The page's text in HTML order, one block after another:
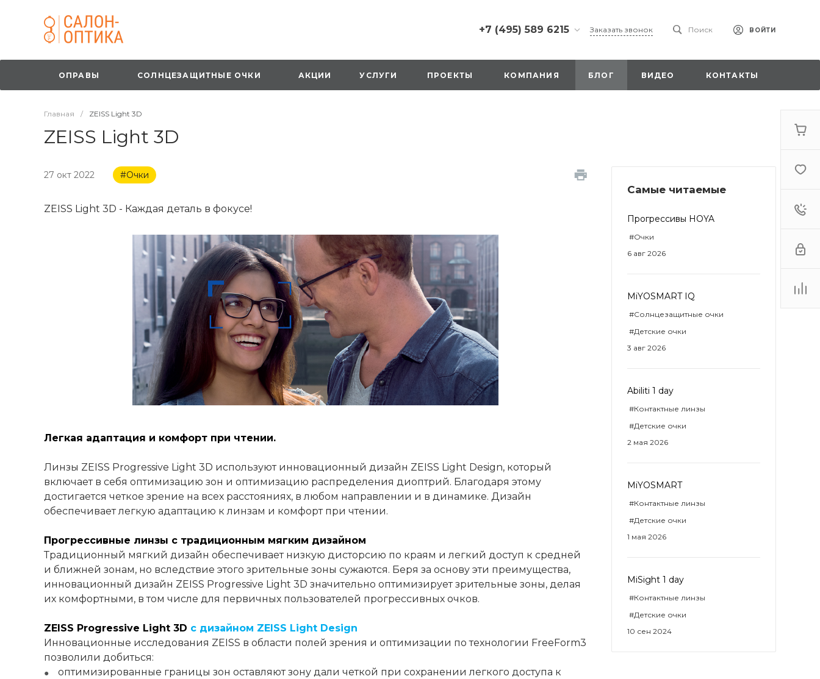
+7 (495) 589 6215
+7 (495) 589 6215
г. Москва, Русаковская
ул., д.1, вход с улицы со
стороны ТТК
Пн-Вс: 10:00-20:30
1 мая: 10:00-19:00
+7 (926) 092 4274
г. Королёв, пр-т
Космонавтов, д.15, ТЦ
"САТУРН", 1 этаж, пом. IV-
(0-9)
Пн-Пт: 10:00-19:45
Сб: 10:00-19:30
Вс: 10:00-19:00
1 мая: 10:00-19:00
9 мая: 10:00-19:00
Заказать звонок Поиск ВОЙТИ
ОПРАВЫ СОЛНЦЕЗАЩИТНЫЕ ОЧКИ АКЦИИ УСЛУГИ ПРОЕКТЫ КОМПАНИЯ БЛОГ ВИДЕО КОНТАКТЫ
Главная / ZEISS Light 3D
ZEISS Light 3D
Самые читаемые
Прогрессивы HOYA
#Очки
6 авг 2026
MiYOSMART IQ
#Солнцезащитные очки
#Детские очки
3 авг 2026
Abiliti 1 day
#Контактные линзы
#Детские очки
2 мая 2026
MiYOSMART
#Контактные линзы
#Детские очки
1 мая 2026
MiSight 1 day
#Контактные линзы
#Детские очки
10 сен 2024
27 окт 2022 #Очки
ZEISS Light 3D - Каждая деталь в фокусе!
Легкая адаптация и комфорт при чтении.
Линзы ZEISS Progressive Light 3D используют инновационный дизайн ZEISS Light Design, который
включает в себя оптимизацию зон и оптимизацию распределения диоптрий. Благодаря этому
достигается четкое зрение на всех расстояниях, в любом направлении и в динамике. Дизайн
обеспечивает легкую адаптацию к линзам и комфорт при чтении.
Прогрессивные линзы с традиционным мягким дизайном
Традиционный мягкий дизайн обеспечивает низкую дисторсию по краям и легкий доступ к средней
и ближней зонам, но вследствие этого зрительные зоны сужаются. Беря за основу эти преимущества,
инновационный дизайн ZEISS Progressive Light 3D значительно оптимизирует зрительные зоны, делая
их комфортными, в том числе для первичных пользователей прогрессивных очков.
ZEISS Progressive Light 3D с дизайном ZEISS Light Design
Инновационные исследования ZEISS в области полей зрения и оптимизации по технологии FreeForm3
позволили добиться:
оптимизированные границы зон оставляют зону дали четкой при сохранении легкого доступа к